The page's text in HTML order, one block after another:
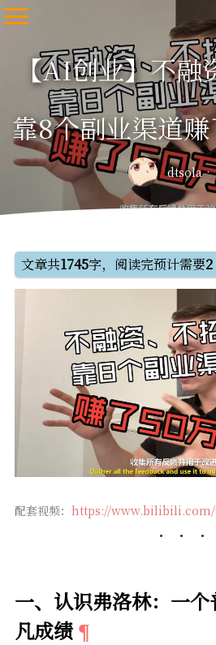
【AI创业】不
靠8个副业渠道
dtsola
文章共1745字，阅读完预计需要2
配套视频： https://www.bilibili.com/
一、认识弗洛林：一
凡成绩